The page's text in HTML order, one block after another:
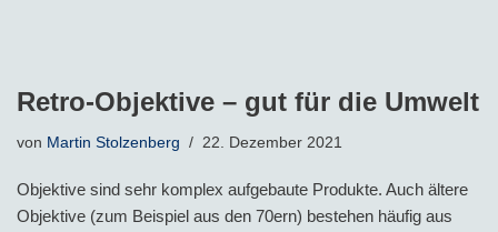
Retro-Objektive – gut für die Umwelt
von Martin Stolzenberg 22. Dezember 2021
Objektive sind sehr komplex aufgebaute Produkte. Auch ältere
Objektive (zum Beispiel aus den 70ern) bestehen häufig aus